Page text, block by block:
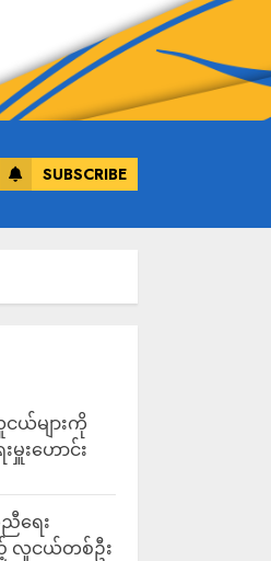
SUBSCRIBE
ယ်များကို
မှူးဟောင်း
ရေး
လူငယ်တစ်ဦး